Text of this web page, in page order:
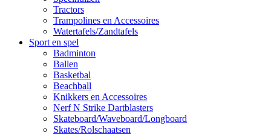
Tractors
Trampolines en Accessoires
Watertafels/Zandtafels
Sport en spel
Badminton
Ballen
Basketbal
Beachball
Knikkers en Accessoires
Nerf N Strike Dartblasters
Skateboard/Waveboard/Longboard
Skates/Rolschaatsen